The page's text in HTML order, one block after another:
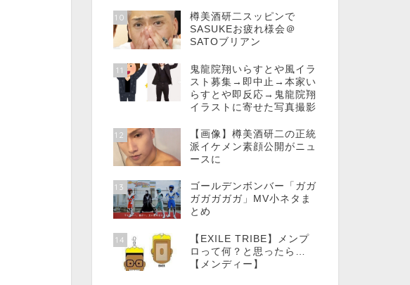
10
樽美酒研二スッピンで
SASUKEお疲れ様会＠
SATOブリアン
11
鬼龍院翔いらすとや風イラ
スト募集→即中止→本家い
らすとや即反応→鬼龍院翔
イラストに寄せた写真撮影
12
【画像】樽美酒研二の正統
派イケメン素顔公開がニュ
ースに
13
ゴールデンボンバー「ガガ
ガガガガガ」MV小ネタま
とめ
14
【EXILE TRIBE】メンプ
ロって何？と思ったら…
【メンディー】